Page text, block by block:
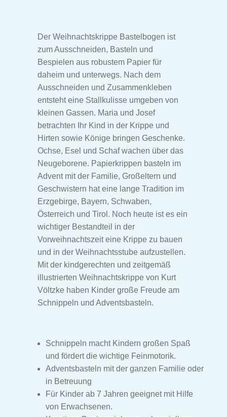
Reiterhof Bastelbogen
Zirkus Bastelbogen
Weihnachtskrippe Bastelbogen
Lichterhaus Bastelbogen
Ostern Bastelbogen
Unser Dorf Bastelbogen
„Hänsel und Gretel“ Bastelbogen
„Die Bremer Stadtmusikanten“ Bastelbogen
„Der kleine Muck“ Bastelbogen
Ritterburg Bastelbogen
Wald Bastelbogen
Feuerwache Bastelbogen
Der Weihnachtskrippe Bastelbogen ist
zum Ausschneiden, Basteln und
Bespielen aus robustem Papier für
daheim und unterwegs. Nach dem
Ausschneiden und Zusammenkleben
entsteht eine Stallkulisse umgeben von
kleinen Gassen. Maria und Josef
betrachten Ihr Kind in der Krippe und
Hirten sowie Könige bringen Geschenke.
Ochse, Esel und Schaf wachen über das
Neugeborene. Papierkrippen basteln im
Advent mit der Familie, Großeltern und
Geschwistern hat eine lange Tradition im
Erzgebirge, Bayern, Schwaben,
Österreich und Tirol. Noch heute ist es ein
wichtiger Bestandteil in der
Vorweihnachtszeit eine Krippe zu bauen
und in der Weihnachtsstube aufzustellen.
Mit der kindgerechten und zeitgemäß
illustrierten Weihnachtskrippe von Kurt
Völtzke haben Kinder große Freude am
Schnippeln und Adventsbasteln.
Schnippeln macht Kindern großen Spaß
und fördert die wichtige Feinmotorik.
Adventsbasteln mit der ganzen Familie oder
in Betreuung
Für Kinder ab 7 Jahren geeignet mit Hilfe
von Erwachsenen.